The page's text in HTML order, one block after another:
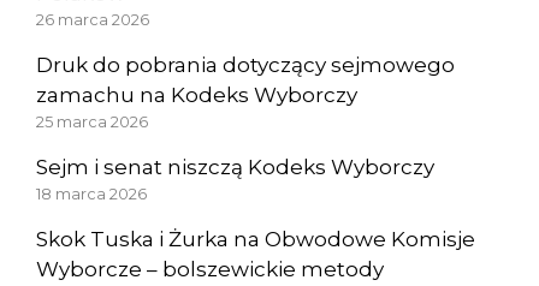
26 marca 2026
Druk do pobrania dotyczący sejmowego
zamachu na Kodeks Wyborczy
25 marca 2026
Sejm i senat niszczą Kodeks Wyborczy
18 marca 2026
Skok Tuska i Żurka na Obwodowe Komisje
Wyborcze – bolszewickie metody